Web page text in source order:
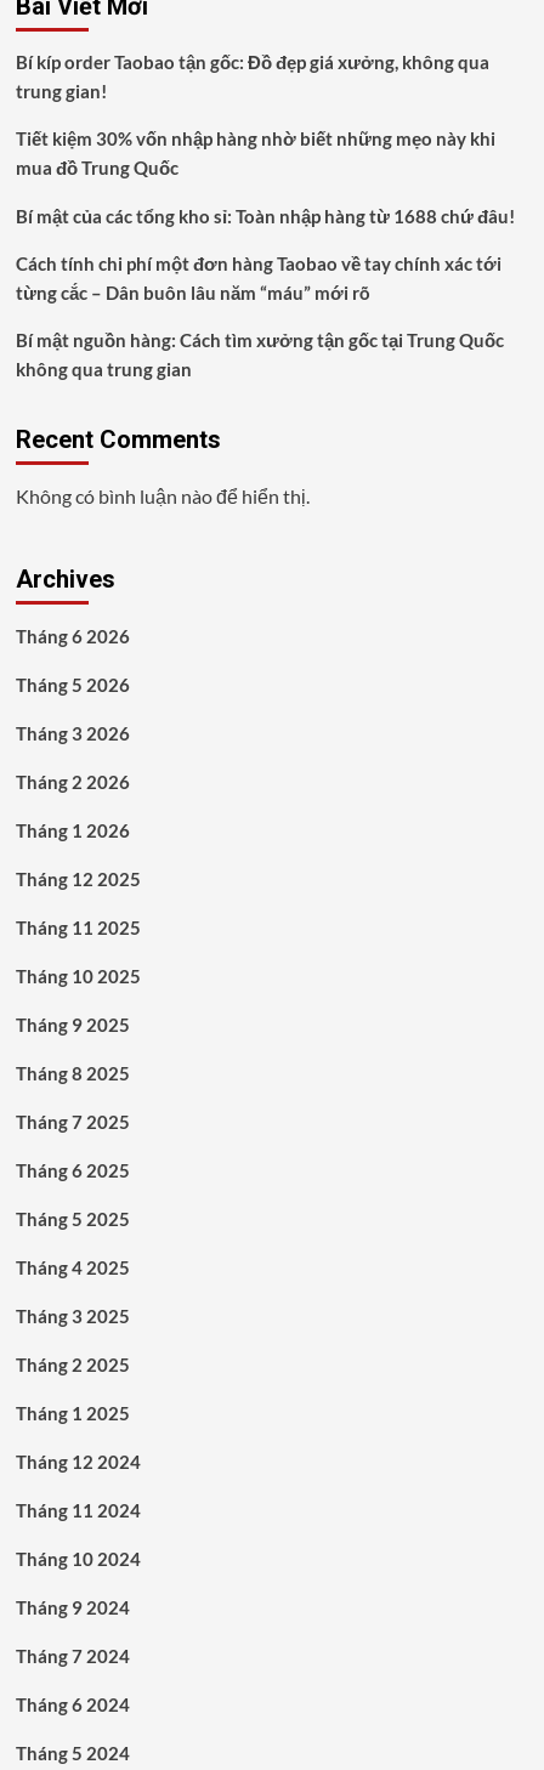
Và
Bản
Tại
Phim
Bí kíp order Taobao tận gốc: Đồ đẹp giá xưởng, không qua
trung gian!
Tiết kiệm 30% vốn nhập hàng nhờ biết những mẹo này khi
mua đồ Trung Quốc
Bí mật của các tổng kho sỉ: Toàn nhập hàng từ 1688 chứ đâu!
Cách tính chi phí một đơn hàng Taobao về tay chính xác tới
từng cắc – Dân buôn lâu năm “máu” mới rõ
Bí mật nguồn hàng: Cách tìm xưởng tận gốc tại Trung Quốc
không qua trung gian
Recent Comments
Không có bình luận nào để hiển thị.
Archives
Tháng 6 2026
Tháng 5 2026
Tháng 3 2026
Tháng 2 2026
Tháng 1 2026
Tháng 12 2025
Tháng 11 2025
Tháng 10 2025
Tháng 9 2025
Tháng 8 2025
Tháng 7 2025
Tháng 6 2025
Tháng 5 2025
Tháng 4 2025
Tháng 3 2025
Tháng 2 2025
Tháng 1 2025
Tháng 12 2024
Tháng 11 2024
Tháng 10 2024
Tháng 9 2024
Tháng 7 2024
Tháng 6 2024
Tháng 5 2024